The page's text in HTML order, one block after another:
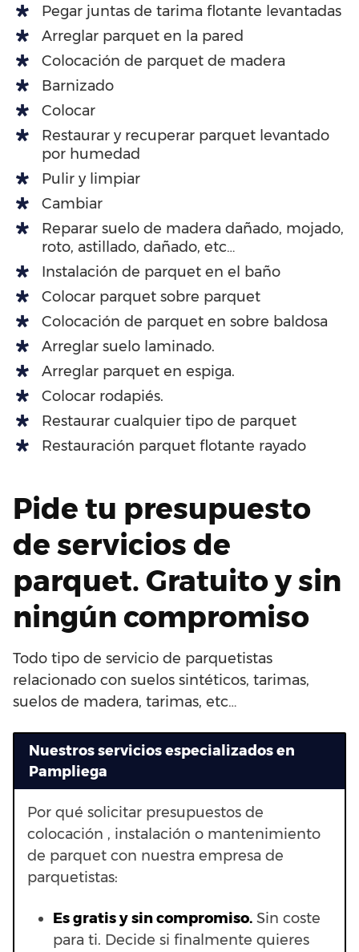
Pegar juntas de tarima flotante levantadas
Arreglar parquet en la pared
Colocación de parquet de madera
Barnizado
Colocar
Restaurar y recuperar parquet levantado
por humedad
Pulir y limpiar
Cambiar
Reparar suelo de madera dañado, mojado,
roto, astillado, dañado, etc…
Instalación de parquet en el baño
Colocar parquet sobre parquet
Colocación de parquet en sobre baldosa
Arreglar suelo laminado.
Arreglar parquet en espiga.
Colocar rodapiés.
Restaurar cualquier tipo de parquet
Restauración parquet flotante rayado
Pide tu presupuesto
de servicios de
parquet. Gratuito y sin
ningún compromiso
Todo tipo de servicio de parquetistas
relacionado con suelos sintéticos, tarimas,
suelos de madera, tarimas, etc…
Nuestros servicios especializados en
Pampliega
Por qué solicitar presupuestos de
colocación , instalación o mantenimiento
de parquet con nuestra empresa de
parquetistas:
Es gratis y sin compromiso. Sin coste
para ti. Decide si finalmente quieres